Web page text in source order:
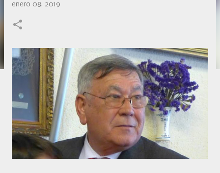
enero 08, 2019